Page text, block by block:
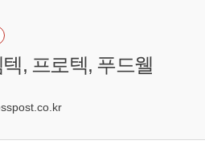
, 프로텍, 푸드웰